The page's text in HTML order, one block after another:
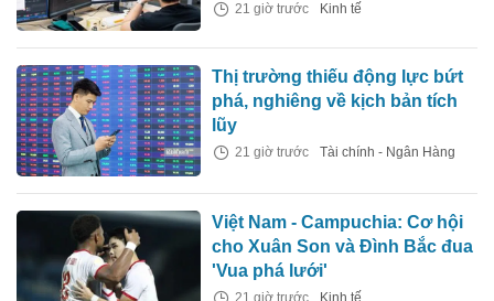
21 giờ trước Kinh tế
Thị trường thiếu động lực bứt
phá, nghiêng về kịch bản tích
lũy
21 giờ trước Tài chính - Ngân Hàng
Việt Nam - Campuchia: Cơ hội
cho Xuân Son và Đình Bắc đua
'Vua phá lưới'
21 giờ trước Kinh tế